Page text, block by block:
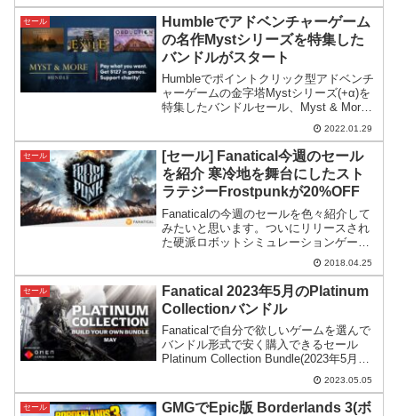
セール
Humbleでアドベンチャーゲーム
の名作Mystシリーズを特集した
バンドルがスタート
Humbleでポイントクリック型アドベンチ
ャーゲームの金字塔Mystシリーズ(+α)を
特集したバンドルセール、Myst & More
Bundleが開催。Mystシリーズを遊び尽く
したい方にもってこいの構成となってい
ます。
2022.01.29
セール
[セール] Fanatical今週のセール
を紹介 寒冷地を舞台にしたスト
ラテジーFrostpunkが20%OFF
Fanaticalの今週のセールを色々紹介して
みたいと思います。ついにリリースされ
た硬派ロボットシミュレーションゲーム
BATTLETECHリアルPCを使いゲーム内
でPCを組み立てるという、マトリョーシ
カもビックリな自作PCシムPC Buil...
2018.04.25
セール
Fanatical 2023年5月のPlatinum
Collectionバンドル
Fanaticalで自分で欲しいゲームを選んで
バンドル形式で安く購入できるセール
Platinum Collection Bundle(2023年5月度)
2023.05.05
セール
GMGでEpic版 Borderlands 3(ボ